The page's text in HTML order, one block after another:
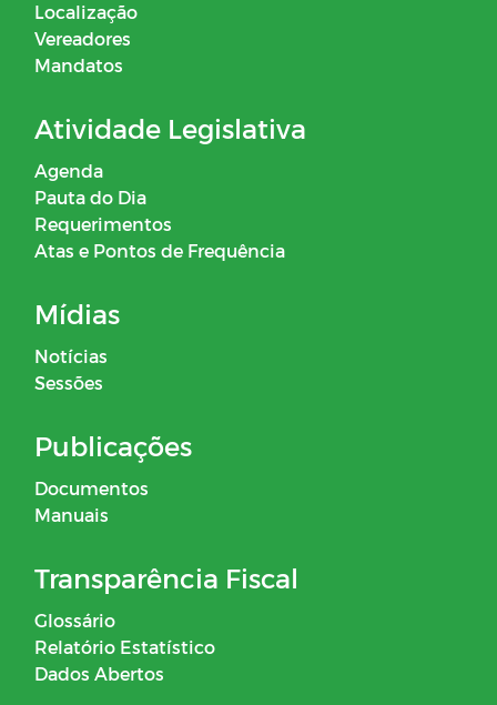
Localização
Vereadores
Mandatos
Atividade Legislativa
Agenda
Pauta do Dia
Requerimentos
Atas e Pontos de Frequência
Mídias
Notícias
Sessões
Publicações
Documentos
Manuais
Transparência Fiscal
Glossário
Relatório Estatístico
Dados Abertos